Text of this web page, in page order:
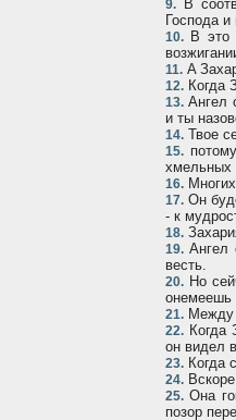
9. В
Господа и
10. В это
11. A
12. Когда
13. Aнгел
и ты
14. Твое
15.
хмельных
16.
17. Он
- к
18.
19. Aнгел
весть.
20. Но
онемеешь
21. Между
22. Когда
он видел
23. Когда
24.
25. Она
позор